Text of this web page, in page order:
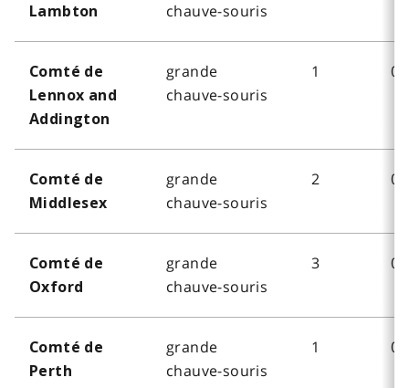
Lambton
chauve-souris
Comté de
Lennox and
Addington
grande
chauve-souris
1 0
Comté de
Middlesex
grande
chauve-souris
2 0
Comté de
Oxford
grande
chauve-souris
3 0
Comté de
Perth
grande
chauve-souris
1 0